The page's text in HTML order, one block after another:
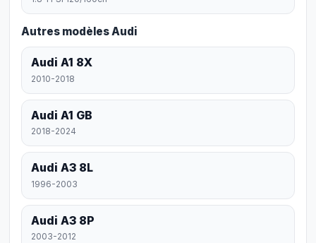
Autres modèles Audi
Audi A1 8X
2010-2018
Audi A1 GB
2018-2024
Audi A3 8L
1996-2003
Audi A3 8P
2003-2012